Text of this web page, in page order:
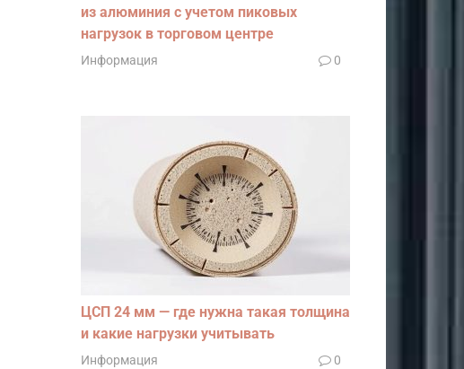
из алюминия с учетом пиковых
нагрузок в торговом центре
Информация 0
ЦСП 24 мм — где нужна такая толщина
и какие нагрузки учитывать
Информация 0